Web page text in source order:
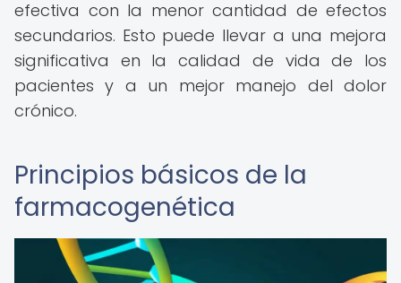
efectiva con la menor cantidad de efectos
secundarios. Esto puede llevar a una mejora
significativa en la calidad de vida de los
pacientes y a un mejor manejo del dolor
crónico.
Principios básicos de la
farmacogenética